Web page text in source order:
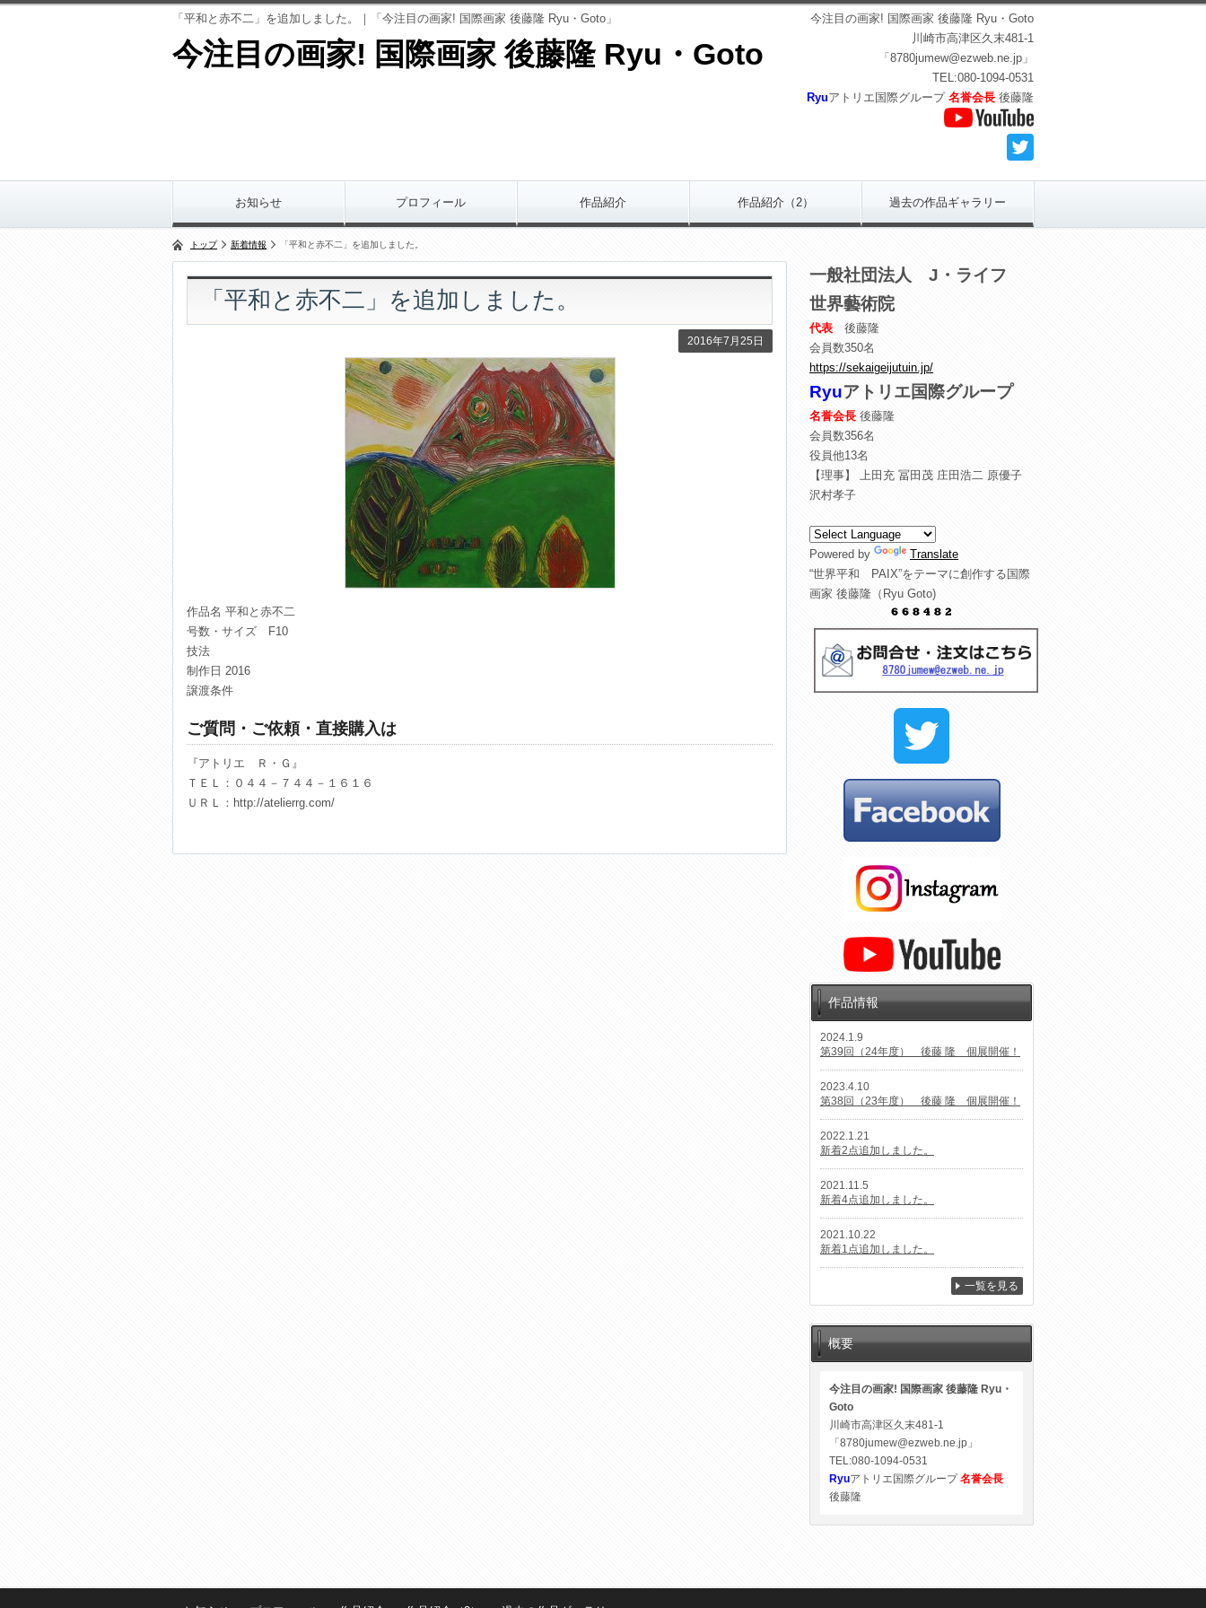
「平和と赤不二」を追加しました。｜「今注目の画家! 国際画家 後藤隆 Ryu・Goto」
今注目の画家! 国際画家 後藤隆 Ryu・Goto
今注目の画家! 国際画家 後藤隆 Ryu・Goto
川崎市高津区久末481-1
「8780jumew@ezweb.ne.jp」
TEL:080-1094-0531
Ryuアトリエ国際グループ 名誉会長 後藤隆
お知らせ プロフィール 作品紹介 作品紹介（2） 過去の作品ギャラリー
トップ 新着情報 「平和と赤不二」を追加しました。
「平和と赤不二」を追加しました。
2016年7月25日
作品名 平和と赤不二
号数・サイズ F10
技法
制作日 2016
譲渡条件
ご質問・ご依頼・直接購入は
『アトリエ Ｒ・Ｇ』
ＴＥＬ：０４４－７４４－１６１６
ＵＲＬ：http://atelierrg.com/
一般社団法人 J・ライフ
世界藝術院
代表 後藤隆
会員数350名
https://sekaigeijutuin.jp/
Ryuアトリエ国際グループ
名誉会長 後藤隆
会員数356名
役員他13名
【理事】 上田充 冨田茂 庄田浩二 原優子
沢村孝子
Powered by
Translate
“世界平和 PAIX”をテーマに創作する国際
画家 後藤隆（Ryu Goto)
作品情報
2024.1.9
第39回（24年度） 後藤 隆 個展開催！
2023.4.10
第38回（23年度） 後藤 隆 個展開催！
2022.1.21
新着2点追加しました。
2021.11.5
新着4点追加しました。
2021.10.22
新着1点追加しました。
一覧を見る
概要
今注目の画家! 国際画家 後藤隆 Ryu・
Goto
川崎市高津区久末481-1
「8780jumew@ezweb.ne.jp」
TEL:080-1094-0531
Ryuアトリエ国際グループ名誉会長
後藤隆